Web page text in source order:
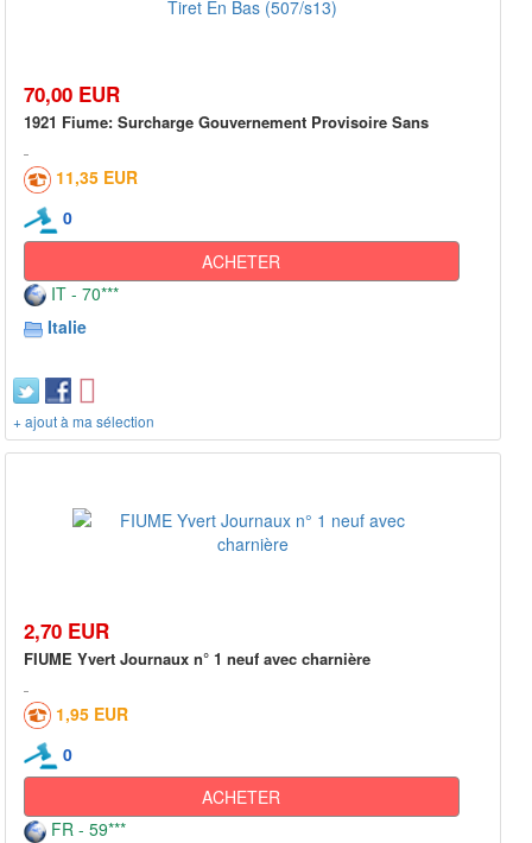
70,00 EUR
1921 Fiume: Surcharge Gouvernement Provisoire Sans
11,35 EUR
0
ACHETER
IT - 70***
Italie
+ ajout à ma sélection
2,70 EUR
FIUME Yvert Journaux n° 1 neuf avec charnière
1,95 EUR
0
ACHETER
FR - 59***